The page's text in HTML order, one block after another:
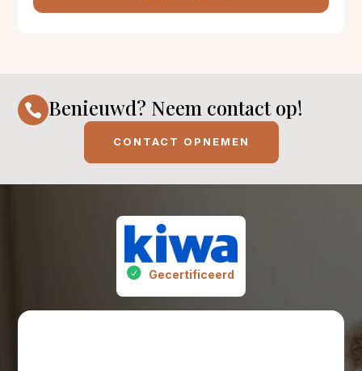
 Benieuwd? Neem contact op!
CONTACT OPNEMEN
Gecertificeerd